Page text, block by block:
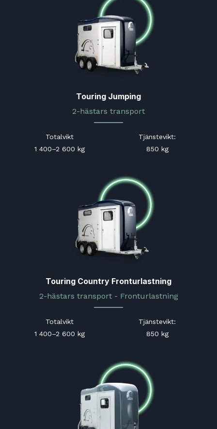
Touring Jumping
2-hästars transport
Totalvikt
1 400–2 600 kg
Tjänstevikt:
850 kg
Touring Country Fronturlastning
2-hästars transport - Fronturlastning
Totalvikt
1 400–2 600 kg
Tjänstevikt:
850 kg